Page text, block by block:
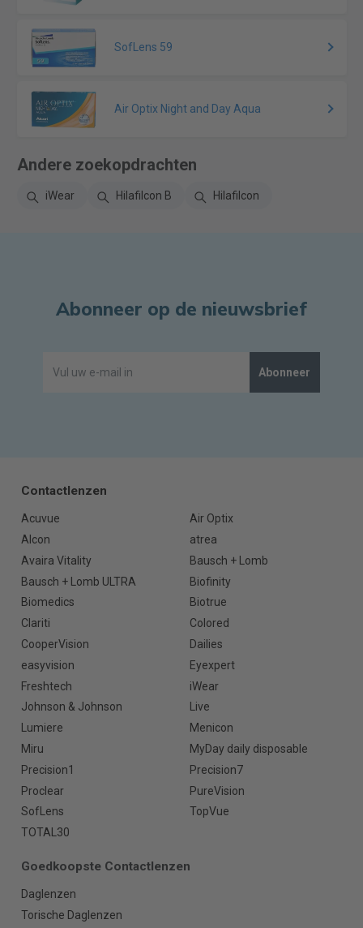
SofLens 59
Air Optix Night and Day Aqua
Andere zoekopdrachten
iWear Hilafilcon B Hilafilcon
Abonneer op de nieuwsbrief
Abonneer
Contactlenzen
Acuvue
Air Optix
Alcon
atrea
Avaira Vitality
Bausch + Lomb
Bausch + Lomb ULTRA
Biofinity
Biomedics
Biotrue
Clariti
Colored
CooperVision
Dailies
easyvision
Eyexpert
Freshtech
iWear
Johnson & Johnson
Live
Lumiere
Menicon
Miru
MyDay daily disposable
Precision1
Precision7
Proclear
PureVision
SofLens
TopVue
TOTAL30
Goedkoopste Contactlenzen
Daglenzen
Torische Daglenzen